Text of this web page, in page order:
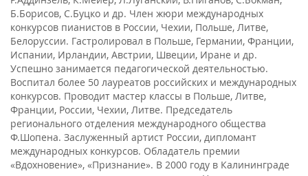
Б.Борисов, С.Буцко и др. Член жюри международных
конкурсов пианистов в России, Чехии, Польше, Литве,
Белоруссии. Гастролировал в Польше, Германии, Франции,
Испании, Ирландии, Австрии, Швеции, Иране и др.
Успешно занимается педагогической деятельностью.
Воспитал более 50 лауреатов российских и международных
конкурсов. Проводит мастер классы в Польше, Литве,
Франции, России, Чехии, Литве. Председатель
регионального отделения международного общества
Ф.Шопена. Заслуженный артист России, дипломант
международных конкурсов. Обладатель премии
«Вдохновение», «Признание». В 2000 году в Калининграде